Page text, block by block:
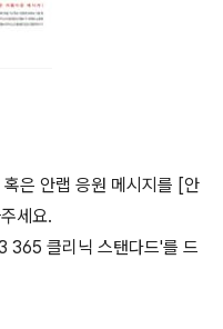
은 안랩 응원 메시지를 [안
세요.
365 클리닉 스탠다드'를 드